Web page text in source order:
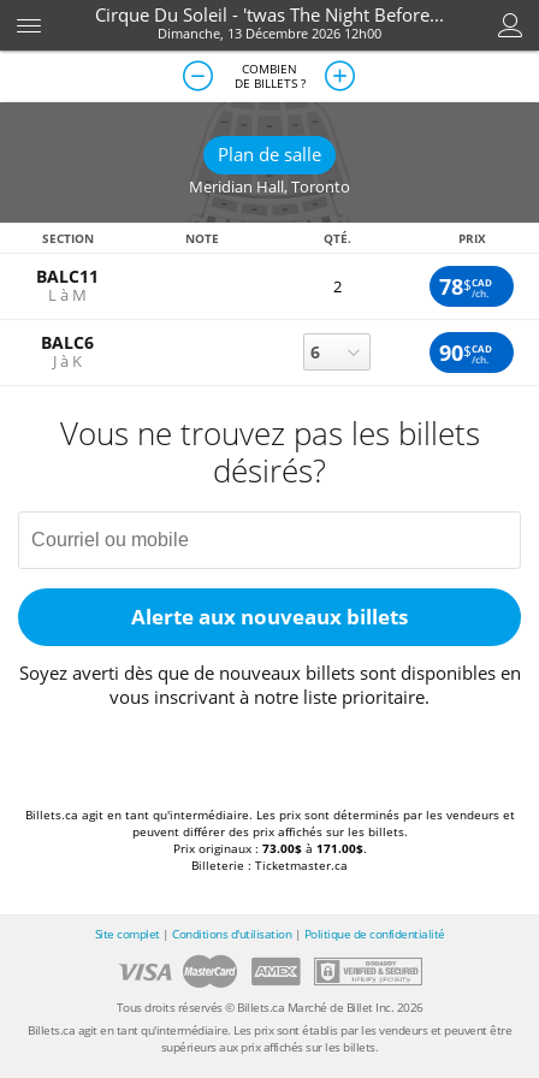
Cirque Du Soleil - 'twas The Night Before...
Dimanche, 13 Décembre 2026 12h00
COMBIEN
DE BILLETS ?
Plan de salle
Meridian Hall,Toronto
SECTION NOTE QTÉ. PRIX
BALC11
L à M 2 78$CAD
/ch.
BALC6
J à K 90$CAD
/ch.
Vous ne trouvez pas les billets
désirés?
Alerte aux nouveaux billets
Soyez averti dès que de nouveaux billets sont disponibles en
vous inscrivant à notre liste prioritaire.
Billets.ca agit en tant qu'intermédiaire. Les prix sont déterminés par les vendeurs et
peuvent différer des prix affichés sur les billets.
Prix originaux : 73.00$à 171.00$.
Billeterie : Ticketmaster.ca
Site complet| Conditions d'utilisation| Politique de confidentialité
Tous droits réservés © Billets.ca Marché de Billet Inc. 2026
Billets.ca agit en tant qu'intermédiaire. Les prix sont établis par les vendeurs et peuvent être
supérieurs aux prix affichés sur les billets.